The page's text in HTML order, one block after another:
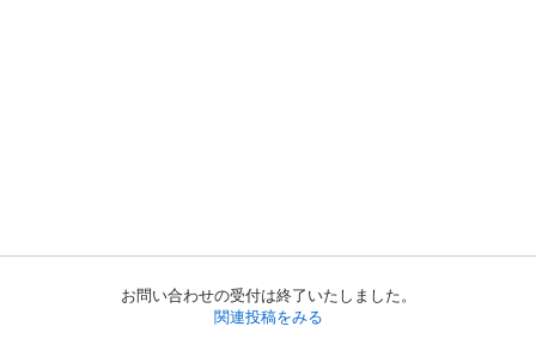
お問い合わせの受付は終了いたしました。
関連投稿をみる